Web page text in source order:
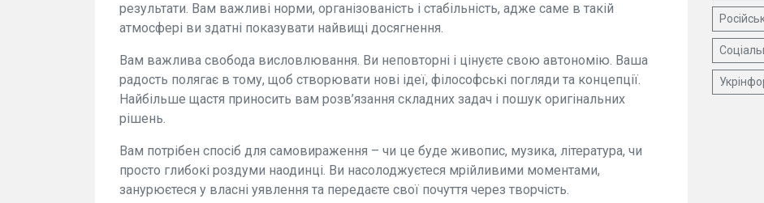
результати. Вам важливі норми, організованість і стабільність, адже саме в такій
атмосфері ви здатні показувати найвищі досягнення.
Вам важлива свобода висловлювання. Ви неповторні і цінуєте свою автономію. Ваша
радость полягає в тому, щоб створювати нові ідеї, філософські погляди та концепції.
Найбільше щастя приносить вам розв’язання складних задач і пошук оригінальних
рішень.
Вам потрібен спосіб для самовираження – чи це буде живопис, музика, література, чи
просто глибокі роздуми наодинці. Ви насолоджуєтеся мрійливими моментами,
занурюєтеся у власні уявлення та передаєте свої почуття через творчість.